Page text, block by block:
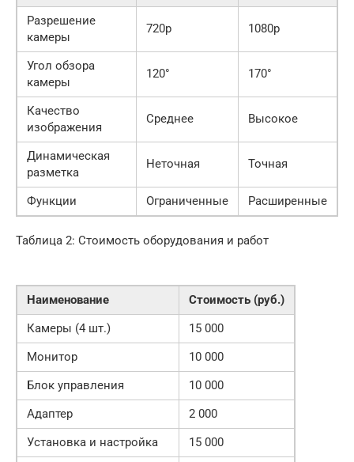
Разрешение
камеры
720p 1080p
Угол обзора
камеры
120° 170°
Качество
изображения
Среднее Высокое
Динамическая
разметка
Неточная Точная
Функции Ограниченные Расширенные
Таблица 2: Стоимость оборудования и работ
Наименование
Стоимость (руб.)
Камеры (4 шт.)
15 000
Монитор
10 000
Блок управления
10 000
Адаптер
2 000
Установка и настройка
15 000